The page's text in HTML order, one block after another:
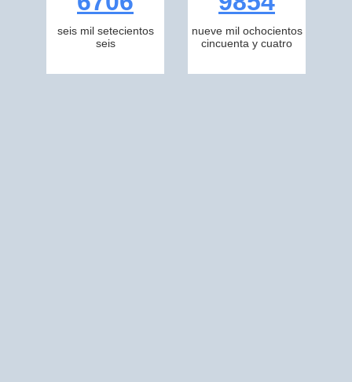
seis mil setecientos
seis
nueve mil ochocientos
cincuenta y cuatro